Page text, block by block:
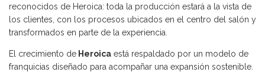
reconocidos de Heroica: toda la producción estará a la vista de
los clientes, con los procesos ubicados en el centro del salón y
transformados en parte de la experiencia.
El crecimiento de Heroica está respaldado por un modelo de
franquicias diseñado para acompañar una expansión sostenible.